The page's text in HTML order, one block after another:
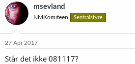
msevland
NMKomiteen Sentralstyre
27 Apr 2017
Står det ikke 081117?